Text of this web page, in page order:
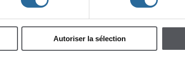
Autoriserlasélection
Gérerlesinscriptionsetcoordonnerlesactivitéslasemaine
touttemps:
Organisertouteslesréunionsducomitéorganisateur;